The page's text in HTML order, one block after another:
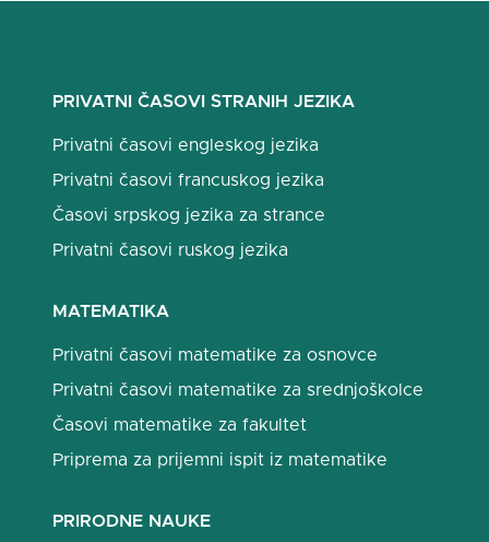
PRIVATNI ČASOVI STRANIH JEZIKA
Privatni časovi engleskog jezika
Privatni časovi francuskog jezika
Časovi srpskog jezika za strance
Privatni časovi ruskog jezika
MATEMATIKA
Privatni časovi matematike za osnovce
Privatni časovi matematike za srednjoškolce
Časovi matematike za fakultet
Priprema za prijemni ispit iz matematike
PRIRODNE NAUKE